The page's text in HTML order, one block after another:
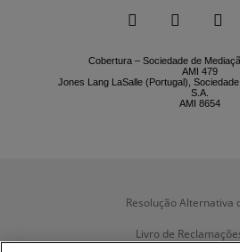
Cobertura – Sociedade de
AMI 479
Jones Lang LaSalle (Portugal),
S.A.
AMI 8654
  
Resolução Alternativa
Livro de